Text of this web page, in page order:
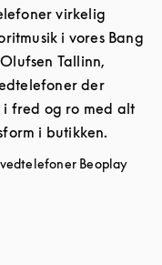
virkelig
i vores Bang
Tallinn,
der
i fred og ro med alt
i butikken.
Beoplay